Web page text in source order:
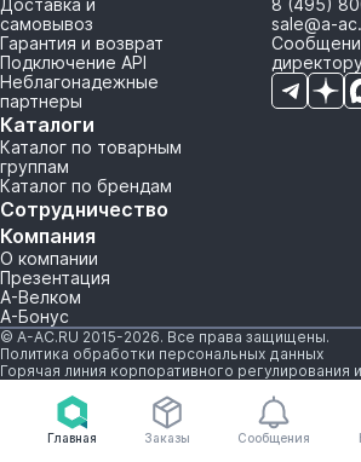
Главная Заказы Сообщения
Доставка и
самовывоз
Гарантия и возврат
Подключение API
Неблагонадежные
партнеры
Каталоги
Каталог по товарным
группам
Каталог по брендам
Сотрудничество
Компания
О компании
Презентация
А-Велком
А-Бонус
8 (495)
sale@a-
© A-AC.RU 2015-2026. Все права защищены.
Политика обработки персональных данных
Горячая линия корпоративного регулирования